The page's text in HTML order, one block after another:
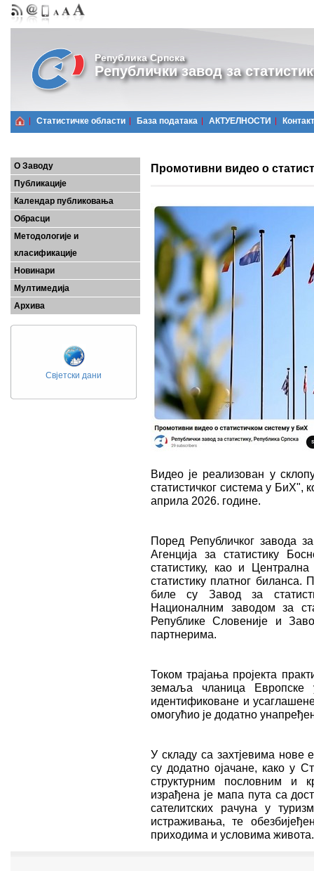
Република Српска
Републички завод за
Статистичке области Базa података АКТУЕЛНОСТИ Контакт
О Заводу
Публикације
Календар публиковања
Обрасци
Методологије и
класификације
Новинари
Мултимедија
Архива
Свјетски дани
Промотивни видео о
Видео је реализован у
статистичког система у БиХ",
априла 2026. године.
Поред Републичког завода
Агенција за статистику
статистику, као и
статистику платног биланса.
биле су Завод за
Националним заводом за
Републике Словеније и
партнерима.
Током трајања пројекта
земаља чланица Европске
идентификоване и
омогућио је додатно
У складу са захтјевима нове
су додатно ојачане, како у
структурним пословним и
израђена је мапа пута са
сателитских рачуна у
истраживања, те
приходима и условима живота.